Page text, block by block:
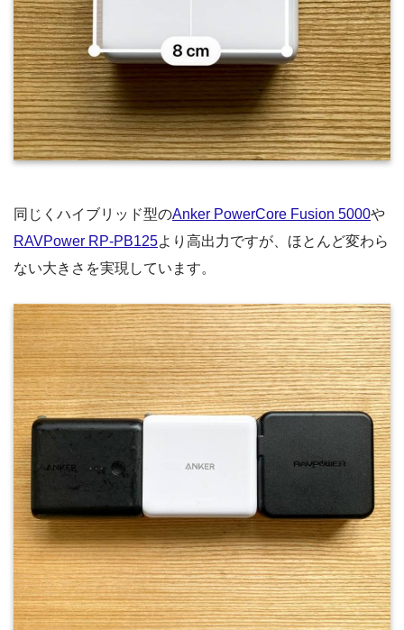
同じくハイブリッド型のAnker PowerCore Fusion 5000や
RAVPower RP-PB125より高出力ですが、ほとんど変わら
ない大きさを実現しています。